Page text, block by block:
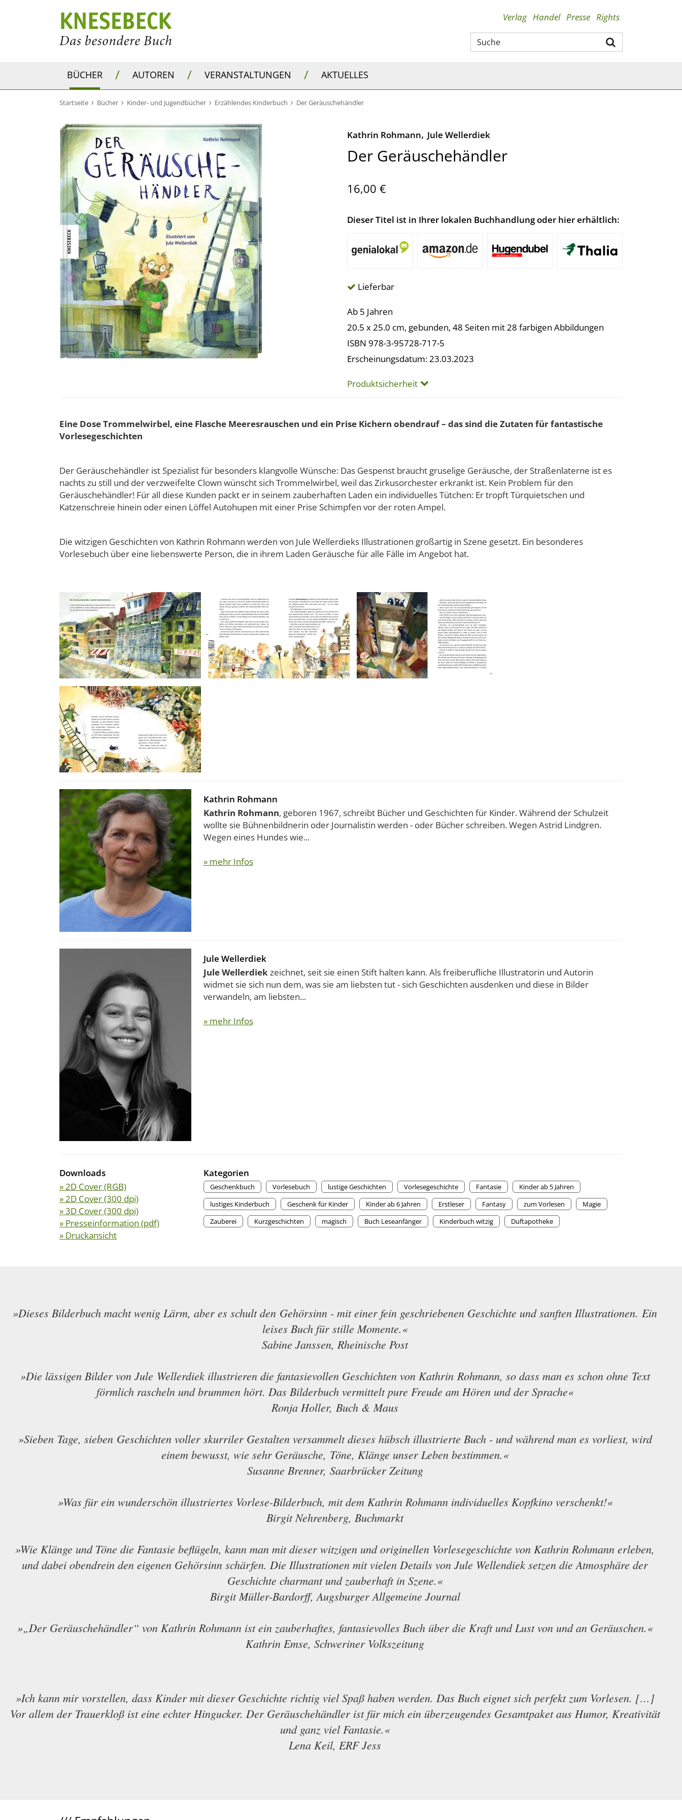
Verlag Handel Presse Rights
BÜCHER / AUTOREN / VERANSTALTUNGEN / AKTUELLES
Startseite Bücher Kinder- und Jugendbücher Erzählendes Kinderbuch Der Geräuschehändler
Kathrin Rohmann, Jule Wellerdiek
Der Geräuschehändler
16,00 €
Dieser Titel ist in Ihrer lokalen Buchhandlung oder hier erhältlich:
Lieferbar
Ab 5 Jahren
20.5 x 25.0 cm, gebunden, 48 Seiten mit 28 farbigen Abbildungen
ISBN 978-3-95728-717-5
Erscheinungsdatum: 23.03.2023
Produktsicherheit
Eine Dose Trommelwirbel, eine Flasche Meeresrauschen und ein Prise Kichern obendrauf – das sind die Zutaten für fantastische
Vorlesegeschichten
Der Geräuschehändler ist Spezialist für besonders klangvolle Wünsche: Das Gespenst braucht gruselige Geräusche, der Straßenlaterne ist es
nachts zu still und der verzweifelte Clown wünscht sich Trommelwirbel, weil das Zirkusorchester erkrankt ist. Kein Problem für den
Geräuschehändler! Für all diese Kunden packt er in seinem zauberhaften Laden ein individuelles Tütchen: Er tropft Türquietschen und
Katzenschreie hinein oder einen Löffel Autohupen mit einer Prise Schimpfen vor der roten Ampel.
Die witzigen Geschichten von Kathrin Rohmann werden von Jule Wellerdieks Illustrationen großartig in Szene gesetzt. Ein besonderes
Vorlesebuch über eine liebenswerte Person, die in ihrem Laden Geräusche für alle Fälle im Angebot hat.
Kathrin Rohmann
Kathrin Rohmann, geboren 1967, schreibt Bücher und Geschichten für Kinder. Während der Schulzeit
wollte sie Bühnenbildnerin oder Journalistin werden - oder Bücher schreiben. Wegen Astrid Lindgren.
Wegen eines Hundes wie...
» mehr Infos
Jule Wellerdiek
Jule Wellerdiekzeichnet, seit sie einen Stift halten kann. Als freiberufliche Illustratorin und Autorin
widmet sie sich nun dem, was sie am liebsten tut - sich Geschichten ausdenken und diese in Bilder
verwandeln, am liebsten...
» mehr Infos
Downloads
» 2D Cover (RGB)
» 2D Cover (300 dpi)
» 3D Cover (300 dpi)
» Presseinformation (pdf)
» Druckansicht
Kategorien
Geschenkbuch Vorlesebuch lustige Geschichten Vorlesegeschichte Fantasie
Kinder ab 5 Jahren
lustiges Kinderbuch
Geschenk für Kinder Kinder ab 6 Jahren Erstleser Fantasy zum Vorlesen
Magie
Zauberei
Kurzgeschichten magisch Buch Leseanfänger Kinderbuch witzig Duftapotheke
»Dieses Bilderbuch macht wenig Lärm, aber es schult den Gehörsinn - mit einer fein geschriebenen Geschichte und sanften Illustrationen. Ein
leises Buch für stille Momente.«
Sabine Janssen, Rheinische Post
»Die lässigen Bilder von Jule Wellerdiek illustrieren die fantasievollen Geschichten von Kathrin Rohmann, so dass man es schon ohne Text
förmlich rascheln und brummen hört. Das Bilderbuch vermittelt pure Freude am Hören und der Sprache«
Ronja Holler, Buch & Maus
»Sieben Tage, sieben Geschichten voller skurriler Gestalten versammelt dieses hübsch illustrierte Buch - und während man es vorliest, wird
einem bewusst, wie sehr Geräusche, Töne, Klänge unser Leben bestimmen.«
Susanne Brenner, Saarbrücker Zeitung
»Was für ein wunderschön illustriertes Vorlese-Bilderbuch, mit dem Kathrin Rohmann individuelles Kopfkino verschenkt!«
Birgit Nehrenberg, Buchmarkt
»Wie Klänge und Töne die Fantasie beflügeln, kann man mit dieser witzigen und originellen Vorlesegeschichte von Kathrin Rohmann erleben,
und dabei obendrein den eigenen Gehörsinn schärfen. Die Illustrationen mit vielen Details von Jule Wellendiek setzen die Atmosphäre der
Geschichte charmant und zauberhaft in Szene.«
Birgit Müller-Bardorff, Augsburger Allgemeine Journal
»„Der Geräuschehändler“ von Kathrin Rohmann ist ein zauberhaftes, fantasievolles Buch über die Kraft und Lust von und an Geräuschen.«
Kathrin Emse, Schweriner Volkszeitung
»Ich kann mir vorstellen, dass Kinder mit dieser Geschichte richtig viel Spaß haben werden. Das Buch eignet sich perfekt zum Vorlesen. […]
Vor allem der Trauerkloß ist eine echter Hingucker. Der Geräuschehändler ist für mich ein überzeugendes Gesamtpaket aus Humor, Kreativität
und ganz viel Fantasie.«
Lena Keil, ERF Jess